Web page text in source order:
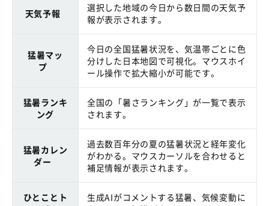
天気予報
選択した地域の今日から数日間の天気予
報が表示されます。
猛暑マッ
プ
今日の全国猛暑状況を、気温帯ごとに色
分けした日本地図で可視化。マウスホイ
ール操作で拡大縮小が可能です。
猛暑ランキ
ング
全国の「暑さランキング」が一覧で表示
されます。
猛暑カレン
ダー
過去数百年分の夏の猛暑状況と経年変化
がわかる。マウスカーソルを合わせると
補足情報が表示されます。
ひとことト
生成AIがコメントする猛暑、気候変動に